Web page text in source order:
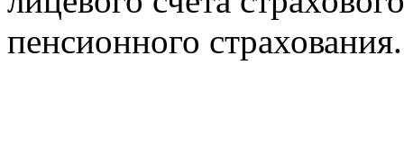
пенсионного страхования.